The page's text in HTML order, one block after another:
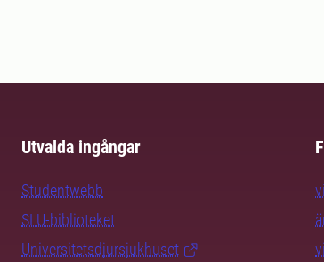
Utvalda ingångar
Studentwebb
SLU-biblioteket
Universitetsdjursjukhuset